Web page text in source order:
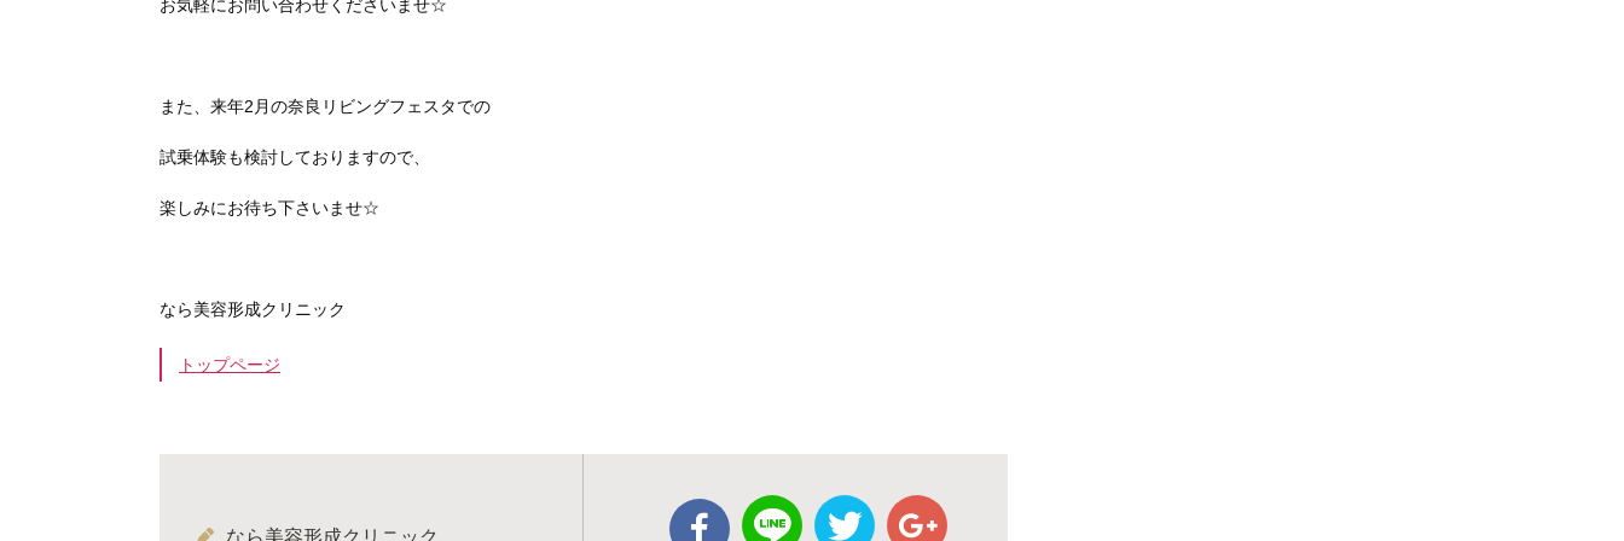
お気軽にお問い合わせくださいませ☆
また、来年2月の奈良リビングフェスタでの
試乗体験も検討しておりますので、
楽しみにお待ち下さいませ☆
なら美容形成クリニック
トップページ
なら美容形成クリニック